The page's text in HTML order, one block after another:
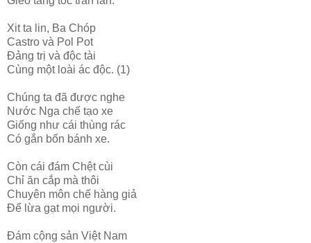
Xit ta lin, Ba Chóp
Castro và Pol Pot
Đảng trị và độc tài
Cùng một loài ác độc. (1)
Chúng ta đã được nghe
Nước Nga chế tạo xe
Giống như cái thùng rác
Có gắn bốn bánh xe.
Còn cái đám Chệt cùi
Chỉ ăn cắp mà thôi
Chuyên môn chế hàng giả
Để lừa gạt mọi người.
Đám cộng sản Việt Nam